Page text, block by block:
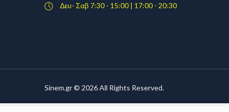
Δευ- Σαβ 7:30 - 15:00 | 17:00 - 20:30
Sinem.gr © 2026 All Rights Reserved.